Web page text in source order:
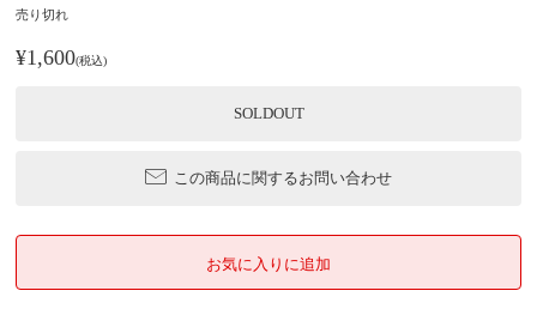
売り切れ
¥1,600(税込)
SOLDOUT
この商品に関するお問い合わせ